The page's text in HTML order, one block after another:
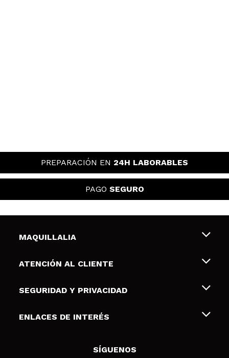
PREPARACIÓN EN 24H LABORABLES
PAGO SEGURO
MAQUILLALIA
Sobre nosotros
Tarjetas de Regalo
ATENCIÓN AL CLIENTE
Envíos y devoluciones
Formas de pago
SEGURIDAD Y PRIVACIDAD
Terminos y condiciones de uso
Política de cookies
ENLACES DE INTERÉS
SÍGUENOS